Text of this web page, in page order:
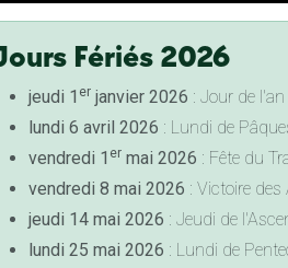
Fériés 2026
jeudi 1 erjanvier 2026 : Jour de l'an
lundi 6 avril 2026 : Lundi de
vendredi 1 ermai 2026 : Fête du
vendredi 8 mai 2026 : Victoire
jeudi 14 mai 2026 : Jeudi de
lundi 25 mai 2026 : Lundi de